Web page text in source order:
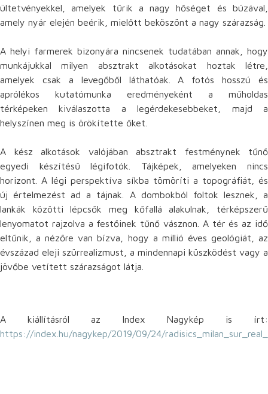
ültetvényekkel, amelyek tűrik a nagy hőséget és búzával,
amely nyár elején beérik, mielőtt beköszönt a nagy szárazság.
A helyi farmerek bizonyára nincsenek tudatában annak, hogy
munkájukkal milyen absztrakt alkotásokat hoztak létre,
amelyek csak a levegőből láthatóak. A fotós hosszú és
aprólékos kutatómunka eredményeként a műholdas
térképeken kiválaszotta a legérdekesebbeket, majd a
helyszínen meg is örökítette őket.
A kész alkotások valójában absztrakt festménynek tűnő
egyedi készítésű légifotók. Tájképek, amelyeken nincs
horizont. A légi perspektíva síkba tömöríti a topográfiát, és
új értelmezést ad a tájnak. A dombokból foltok lesznek, a
lankák közötti lépcsők meg kőfallá alakulnak, térképszerű
lenyomatot rajzolva a festőinek tűnő vásznon. A tér és az idő
eltűnik, a nézőre van bízva, hogy a millió éves geológiát, az
évszázad eleji szürrealizmust, a mindennapi küszködést vagy a
jövőbe vetített szárazságot látja.
A kiállításról az Index Nagykép is írt:
https://index.hu/nagykep/2019/09/24/